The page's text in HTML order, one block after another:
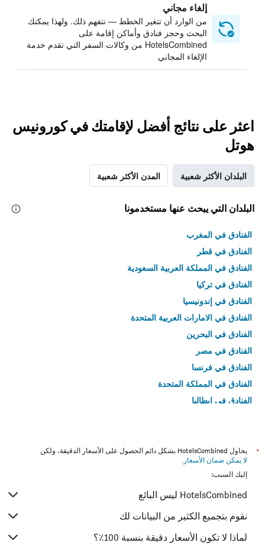
إلغاء مجاني
من الوارد أن تتغير الخطط — نتفهم ذلك. ولهذا يمكنك
البحث وحجز فنادق وأماكن إقامة على
HotelsCombined من وكالات السفر التي تقدم خدمة
الإلغاء المجاني
اعثر على نتائج أفضل لإقامتك في كورونيس
هوتل
البلدان الأكثر شعبية المدن الأكثر شعبية
البلدان التي يبحث عنها مستخدمونا
الفنادق في المغرب
الفنادق في قطر
الفنادق في المملكة العربية السعودية
الفنادق في تركيا
الفنادق في إندونيسيا
الفنادق في الامارات العربية المتحدة
الفنادق في البحرين
الفنادق في مصر
الفنادق في فرنسا
الفنادق في المملكة المتحدة
الفنادق في إيطاليا
*
يحاول HotelsCombined بشكل دائم الحصول على الأسعار الدقيقة، ولكن
لا يمكن ضمان الأسعار .
إليك السبب:
HotelsCombined ليس البائع
نقوم بتجميع الكثير من البيانات لك
لماذا لا تكون الأسعار دقيقة بنسبة 100٪؟